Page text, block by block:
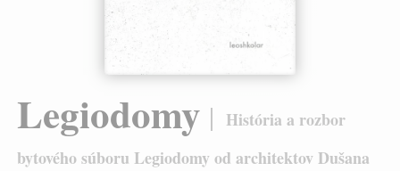
Legiodomy
História a rozbor
bytového súboru Legiodomy od architektov Dušana